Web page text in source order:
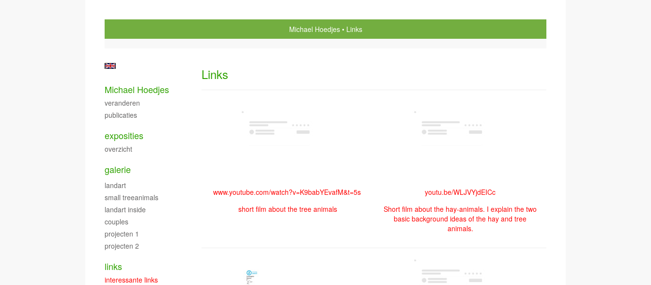
Michael Hoedjes Links
Links
www.youtube.com/watch?v=K9babYEvafM&t=5s
short film about the tree animals
youtu.be/WLJVYjdEICc
Short film about the hay-animals. I explain the two
basic background ideas of the hay and tree
animals.
Michael Hoedjes
veranderen
publicaties
exposities
overzicht
galerie
landart
small treeanimals
landart inside
couples
projecten 1
projecten 2
links
interessante links